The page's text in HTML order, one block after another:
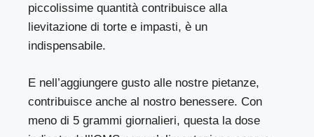
piccolissime quantità contribuisce alla
lievitazione di torte e impasti, è un
indispensabile.
E nell’aggiungere gusto alle nostre pietanze,
contribuisce anche al nostro benessere. Con
meno di 5 grammi giornalieri, questa la dose